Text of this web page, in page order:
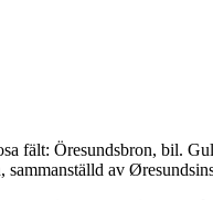
fält: Öresundsbron, bil.
av